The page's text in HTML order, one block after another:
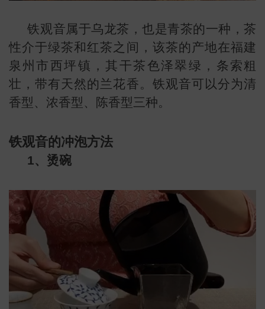
叶
铁观音属于乌龙茶，也是青茶的一种，茶
性介于绿茶和红茶之间，该茶的产地在福建
泉州市西坪镇，其干茶色泽翠绿，条索粗
壮，带有天然的兰花香。铁观音可以分为清
香型、浓香型、陈香型三种。
铁观音的冲泡方法
1、烫碗